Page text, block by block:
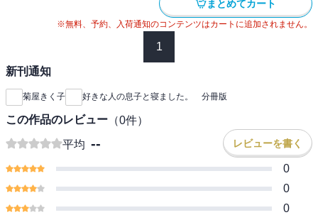
まとめてカート
※無料、予約、入荷通知のコンテンツはカートに追加されません。
1
新刊通知
菊屋きく子 好きな人の息子と寝ました。 分冊版
この作品のレビュー （0件）
平均 -- レビューを書く
0
0
0